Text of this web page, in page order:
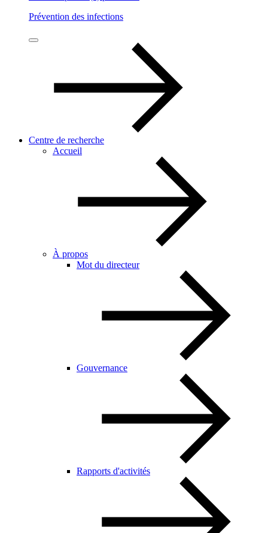
Prévention des infections
Centre de recherche
Accueil
À propos
Mot du directeur
Gouvernance
Rapports d'activités